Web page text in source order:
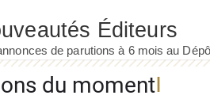
du moment